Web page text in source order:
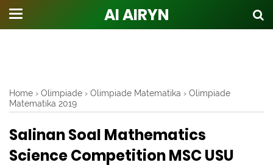
AI AIRYN
Home › Olimpiade › Olimpiade Matematika › Olimpiade
Matematika 2019
Salinan Soal Mathematics
Science Competition MSC USU